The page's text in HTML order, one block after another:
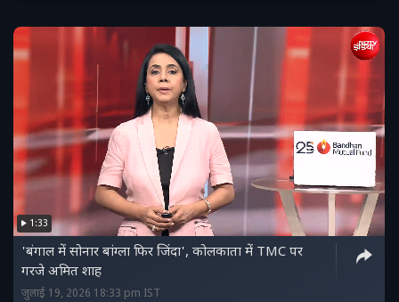
1:33
'बंगाल में सोनार बांग्‍ला फिर जिंदा', कोलकाता में TMC पर
गरजे अमित शाह
जुलाई 19, 2026 18:33 pm IST